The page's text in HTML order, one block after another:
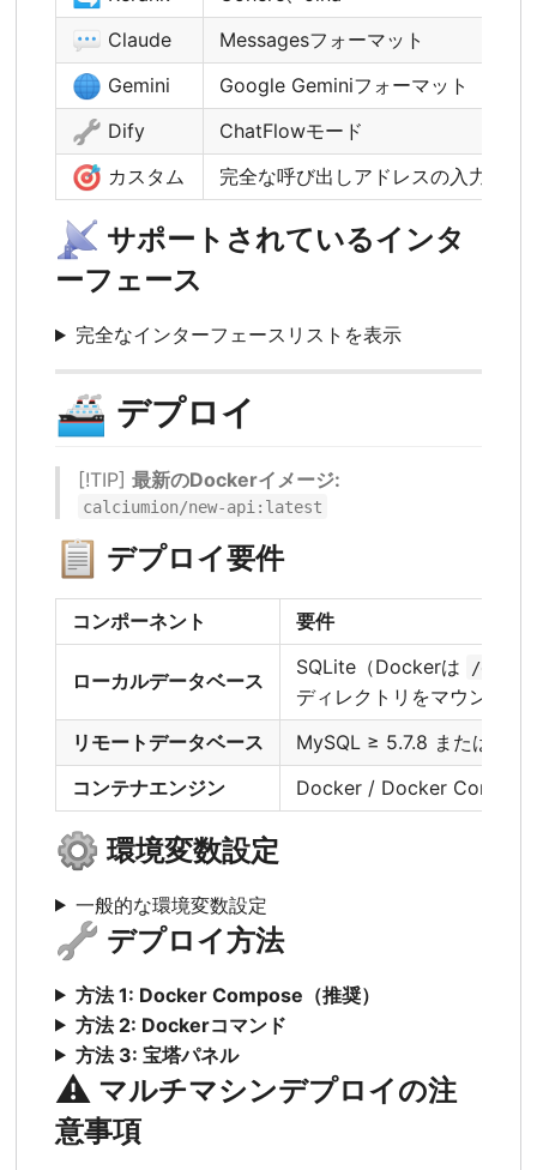
💬 Claude Messagesフォーマット
🌐 Gemini Google Geminiフォーマット
🔧 Dify ChatFlowモード
🎯 カスタム 完全な呼び出しアドレスの入力をサ
📡 サポートされているインタ
ーフェース
完全なインターフェースリストを表示
🚢 デプロイ
[!TIP] 最新のDockerイメージ:
calciumion/new-api:latest
📋 デプロイ要件
コンポーネント 要件
ローカルデータベース
SQLite（Dockerは /data
ディレクトリをマウントす
リモートデータベース
MySQL ≥ 5.7.8 または
コンテナエンジン
Docker / Docker
⚙️ 環境変数設定
一般的な環境変数設定
🔧 デプロイ方法
方法 1: Docker Compose（推奨）
方法 2: Dockerコマンド
方法 3: 宝塔パネル
⚠️ マルチマシンデプロイの注
意事項